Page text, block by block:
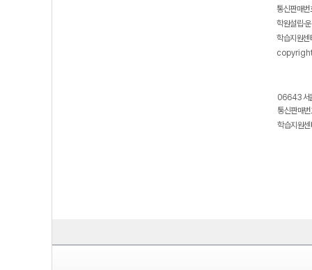
통신판매
학원설립·
학습지원
06643 서
통신판매
학습지원